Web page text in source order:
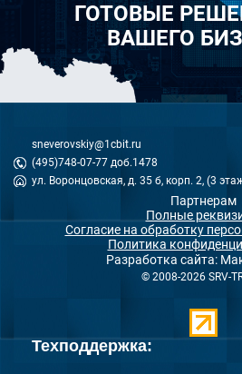
ГОТОВЫЕ
ВАШЕГО
sneverovskiy@1cbit.ru
(495)748-07-77 доб.1478
ул. Воронцовская, д. 35 б, корп. 2, (3
Партнерам
Полные
Согласие на обработку
Политика
Разработка сайта:
© 2008-2026 SRV-
Техподдержка: